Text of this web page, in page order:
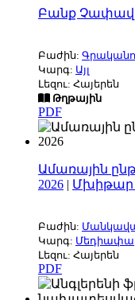
Բանք Չափավ
Բաժին:
Կարգ: Այլ
Լեզու: Հայերեն
Թղթային
PDF
Ամառային
2026 | Մխիթար
Բաժին:
Կարգ:
Լեզու: Հայերեն
PDF